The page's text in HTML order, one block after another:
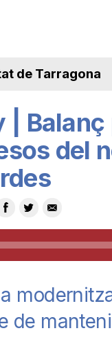
de Tarragona
|
del
de